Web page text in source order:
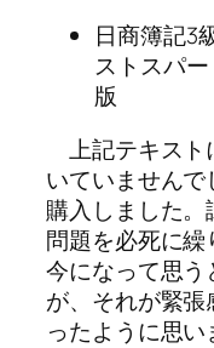
日商簿記3
ストスパ
版
上記テキスト
いていません
購入しました
問題を必死に繰
今になって思う
が、それが緊
ったように思い